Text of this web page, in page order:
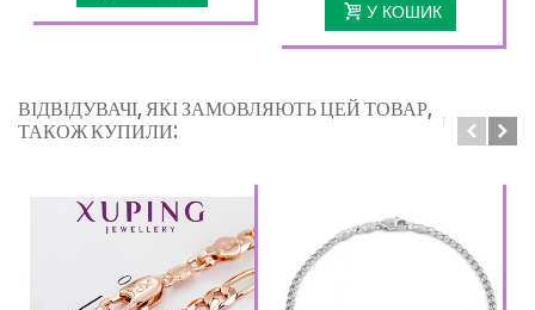
У КОШИК
ВІДВІДУВАЧІ, ЯКІ ЗАМОВЛЯЮТЬ ЦЕЙ ТОВАР,
ТАКОЖ КУПИЛИ: